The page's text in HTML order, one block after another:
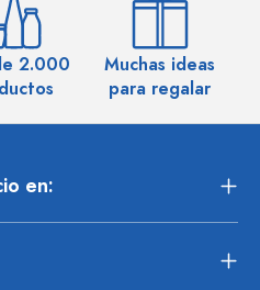
2.000
Muchas ideas
para regalar
en: